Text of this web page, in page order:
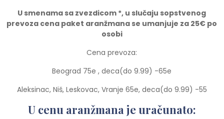
U smenama sa zvezdicom *, u slučaju sopstvenog
prevoza cena paket aranžmana se umanjuje za 25€ po
osobi
Cena prevoza:
Beograd 75e , deca(do 9.99) -65e
Aleksinac, Niš, Leskovac, Vranje 65e, deca(do 9.99) -55
U cenu aranžmana je uračunato: